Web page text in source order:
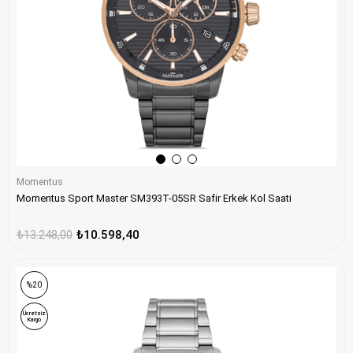
Momentus
Momentus Sport Master SM393T-05SR Safir Erkek Kol Saati
₺10.598,40
₺13.248,00
%20
Ücretsiz
Kargo